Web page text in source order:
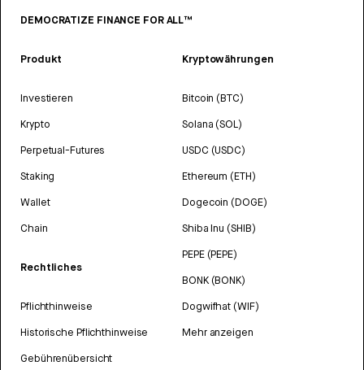
DEMOCRATIZE FINANCE FOR ALL™
Produkt
Investieren
Krypto
Perpetual-Futures
Staking
Wallet
Chain
Rechtliches
Pflichthinweise
Historische Pflichthinweise
Gebührenübersicht
Kryptowährungen
Bitcoin (BTC)
Solana (SOL)
USDC (USDC)
Ethereum (ETH)
Dogecoin (DOGE)
Shiba Inu (SHIB)
PEPE (PEPE)
BONK (BONK)
Dogwifhat (WIF)
Mehr anzeigen